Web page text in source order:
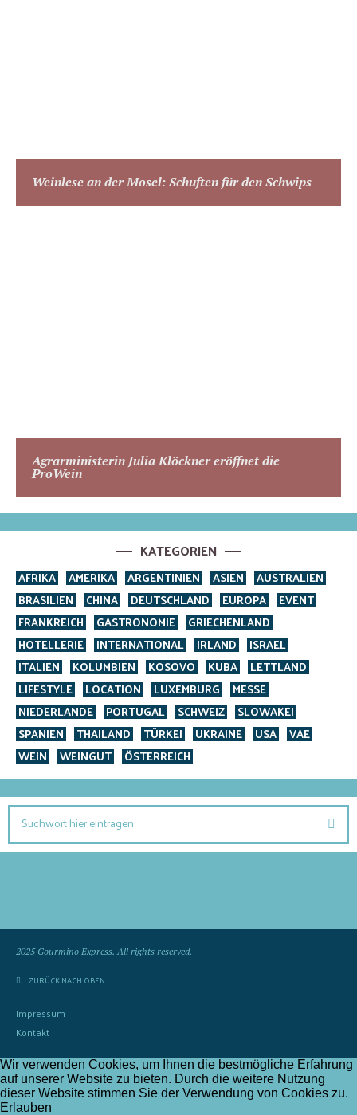
Weinlese an der Mosel: Schuften für den Schwips
Agrarministerin Julia Klöckner eröffnet die
ProWein
KATEGORIEN
AFRIKA AMERIKA ARGENTINIEN ASIEN
AUSTRALIEN
BRASILIEN
CHINA DEUTSCHLAND EUROPA
EVENT
FRANKREICH
GASTRONOMIE
GRIECHENLAND
HOTELLERIE
INTERNATIONAL IRLAND
ISRAEL
ITALIEN
KOLUMBIEN KOSOVO KUBA
LETTLAND
LIFESTYLE
LOCATION LUXEMBURG
MESSE
NIEDERLANDE
PORTUGAL SCHWEIZ
SLOWAKEI
SPANIEN
THAILAND TÜRKEI UKRAINE USA
VAE
WEIN
WEINGUT ÖSTERREICH
2025 Gourmino Express. All rights reserved.
ZURÜCK NACH OBEN
Impressum
Kontakt
Wir verwenden Cookies, um Ihnen die bestmögliche Erfahrung
auf unserer Website zu bieten. Durch die weitere Nutzung
dieser Website stimmen Sie der Verwendung von Cookies zu.
Erlauben